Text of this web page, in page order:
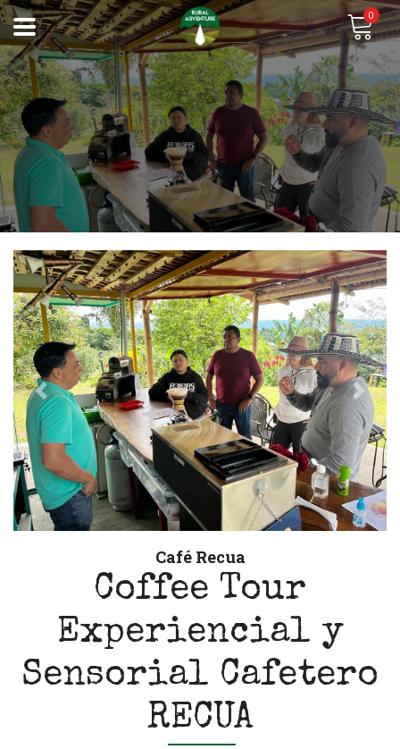
0
Previous Next
Café Recua
Coffee Tour
Experiencial y
Sensorial Cafetero
RECUA